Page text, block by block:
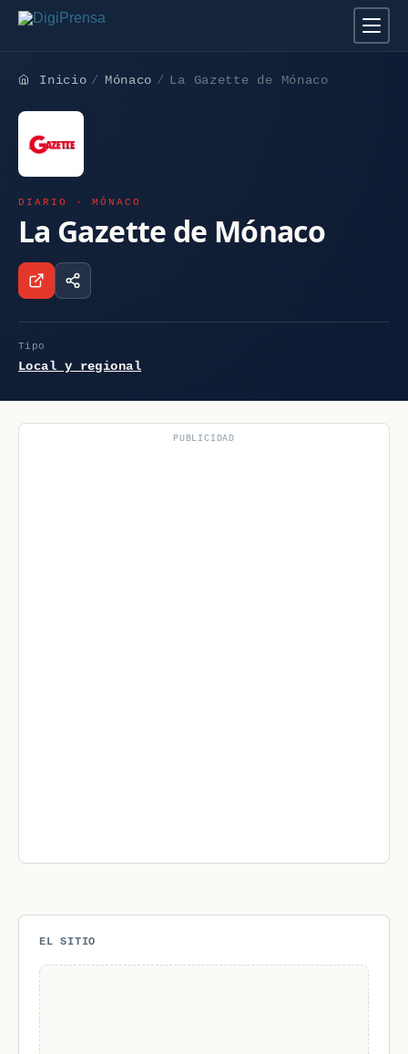
Inicio Mónaco La Gazette de Mónaco
DIARIO · MÓNACO
La Gazette de Mónaco
Tipo
Local y regional
PUBLICIDAD
EL SITIO